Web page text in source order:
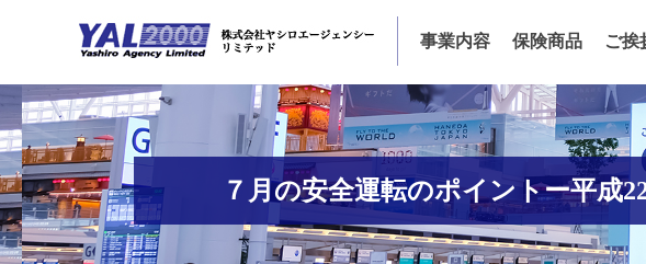
事業内容 保険商品 ご挨
７月の安全運転のポイントー平成